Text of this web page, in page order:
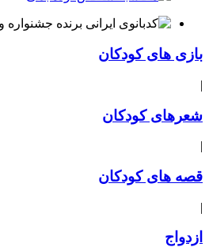
بازی های کودکان
|
شعرهای کودکان
|
قصه های کودکان
|
ازدواج